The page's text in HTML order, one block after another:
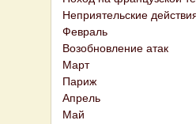
Неприятельские
Февраль
Возобновление атак
Март
Париж
Апрель
Май